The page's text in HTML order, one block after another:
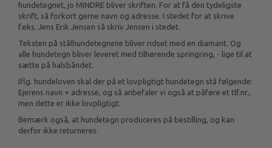
hundetegnet, jo MINDRE bliver skriften. For at få den tydeligste
skrift, så forkort gerne navn og adresse. I stedet for at skrive
f.eks. Jens Erik Jensen så skriv Jensen i stedet.
Teksten på stålhundetegnene bliver ridset med en diamant. Og
alle hundetegn bliver leveret med tilhørende springring, - lige til at
sætte på halsbåndet.
Iflg. hundeloven skal der på et lovpligtigt hundetegn stå følgende:
Ejerens navn + adresse, og så anbefaler vi også at påføre et tlf.nr.,
men dette er ikke lovpligtigt.
Bemærk også, at hundetegn produceres på bestilling, og kan
derfor ikke returneres.